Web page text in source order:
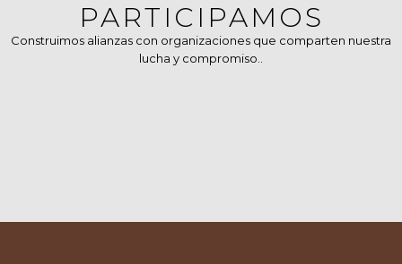
PARTICIPAMOS
Construimos alianzas con organizaciones que comparten nuestra
lucha y compromiso..